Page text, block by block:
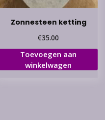
Zonnesteen ketting
€35.00
Toevoegen aan
winkelwagen